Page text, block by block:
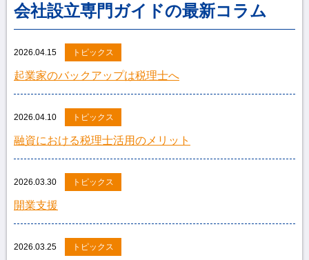
会社設立専門ガイドの最新コラム
2026.04.15 トピックス
起業家のバックアップは税理士へ
2026.04.10 トピックス
融資における税理士活用のメリット
2026.03.30 トピックス
開業支援
2026.03.25 トピックス